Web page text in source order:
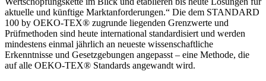
aktuelle und künftige Marktanforderungen.“ Die dem STANDARD
100 by OEKO-TEX® zugrunde liegenden Grenzwerte und
Prüfmethoden sind heute international standardisiert und werden
mindestens einmal jährlich an neueste wissenschaftliche
Erkenntnisse und Gesetzgebungen angepasst – eine Methode, die
auf alle OEKO-TEX® Standards angewandt wird.